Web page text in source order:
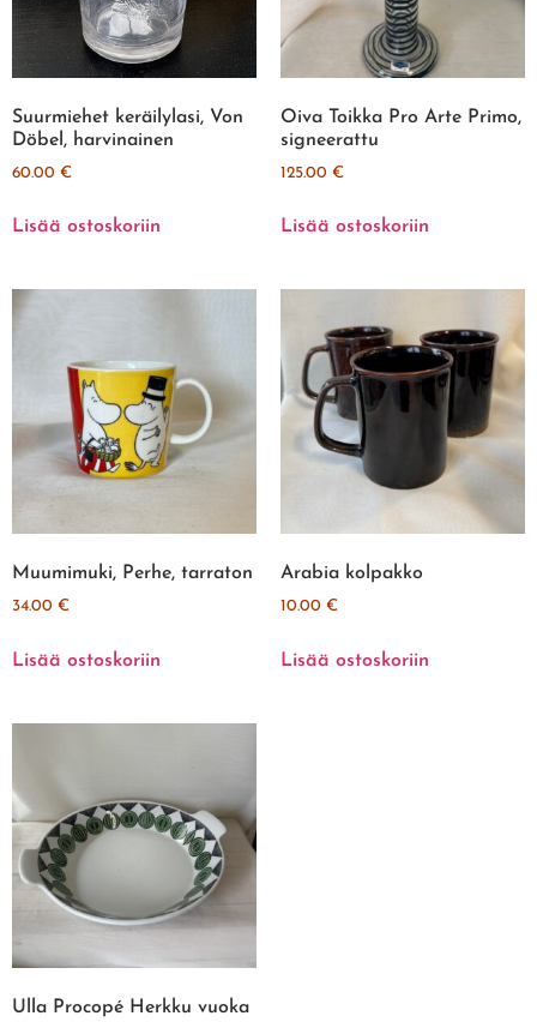
Suurmiehet keräilylasi, Von
Döbel, harvinainen
60.00 €
Lisää ostoskoriin
Oiva Toikka Pro Arte Primo,
signeerattu
125.00 €
Lisää ostoskoriin
Muumimuki, Perhe, tarraton
34.00 €
Lisää ostoskoriin
Arabia kolpakko
10.00 €
Lisää ostoskoriin
Ulla Procopé Herkku vuoka